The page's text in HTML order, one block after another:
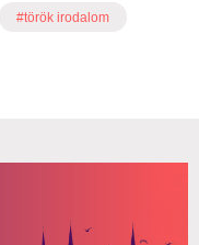
#török irodalom